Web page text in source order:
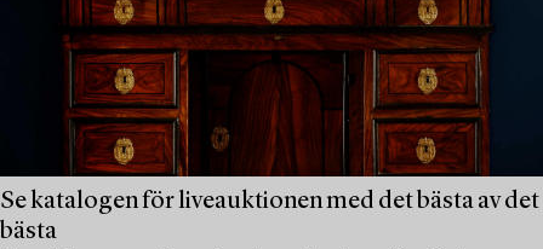
Se katalogen för liveauktionen med det bästa av det
bästa